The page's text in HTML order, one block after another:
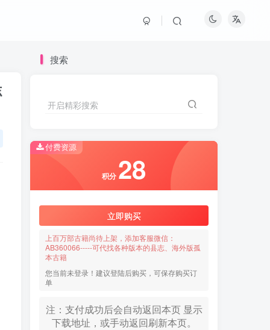
搜索
开启精彩搜索
付费资源
积分 28
立即购买
上百万部古籍尚待上架，添加客服微信：
AB360066-----可代找各种版本的县志、海外版孤
本古籍
您当前未登录！建议登陆后购买，可保存购买订
单
注：支付成功后会自动返回本页 显示
下载地址，或手动返回刷新本页。